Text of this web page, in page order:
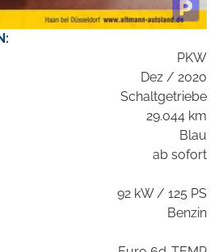
PKW
Dez / 2020
Schaltgetriebe
29.044 km
Blau
ab sofort
92 kW / 125 PS
Benzin